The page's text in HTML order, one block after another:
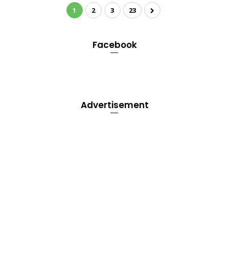
1 2 3 23
Facebook
Advertisement